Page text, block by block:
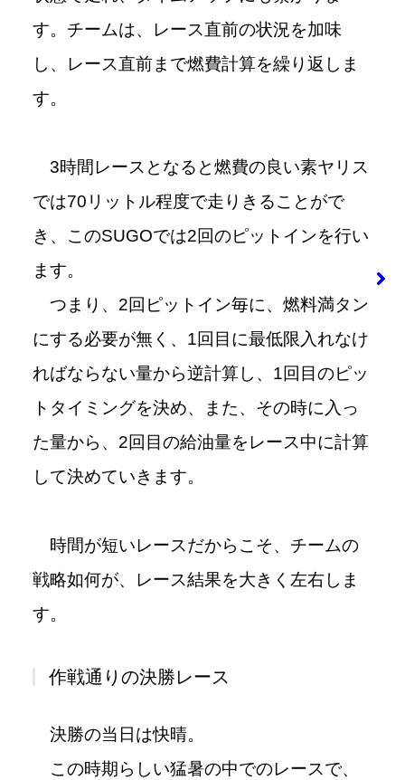
す。チームは、レース直前の状況を加味
し、レース直前まで燃費計算を繰り返しま
す。
3時間レースとなると燃費の良い素ヤリス
では70リットル程度で走りきることがで
き、このSUGOでは2回のピットインを行い
ます。
つまり、2回ピットイン毎に、燃料満タン
にする必要が無く、1回目に最低限入れなけ
ればならない量から逆計算し、1回目のピッ
トタイミングを決め、また、その時に入っ
た量から、2回目の給油量をレース中に計算
して決めていきます。
時間が短いレースだからこそ、チームの
戦略如何が、レース結果を大きく左右しま
す。
作戦通りの決勝レース
決勝の当日は快晴。
この時期らしい猛暑の中でのレースで、